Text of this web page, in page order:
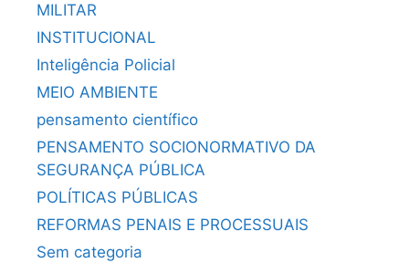
MILITAR
INSTITUCIONAL
Inteligência Policial
MEIO AMBIENTE
pensamento científico
PENSAMENTO SOCIONORMATIVO DA
SEGURANÇA PÚBLICA
POLÍTICAS PÚBLICAS
REFORMAS PENAIS E PROCESSUAIS
Sem categoria